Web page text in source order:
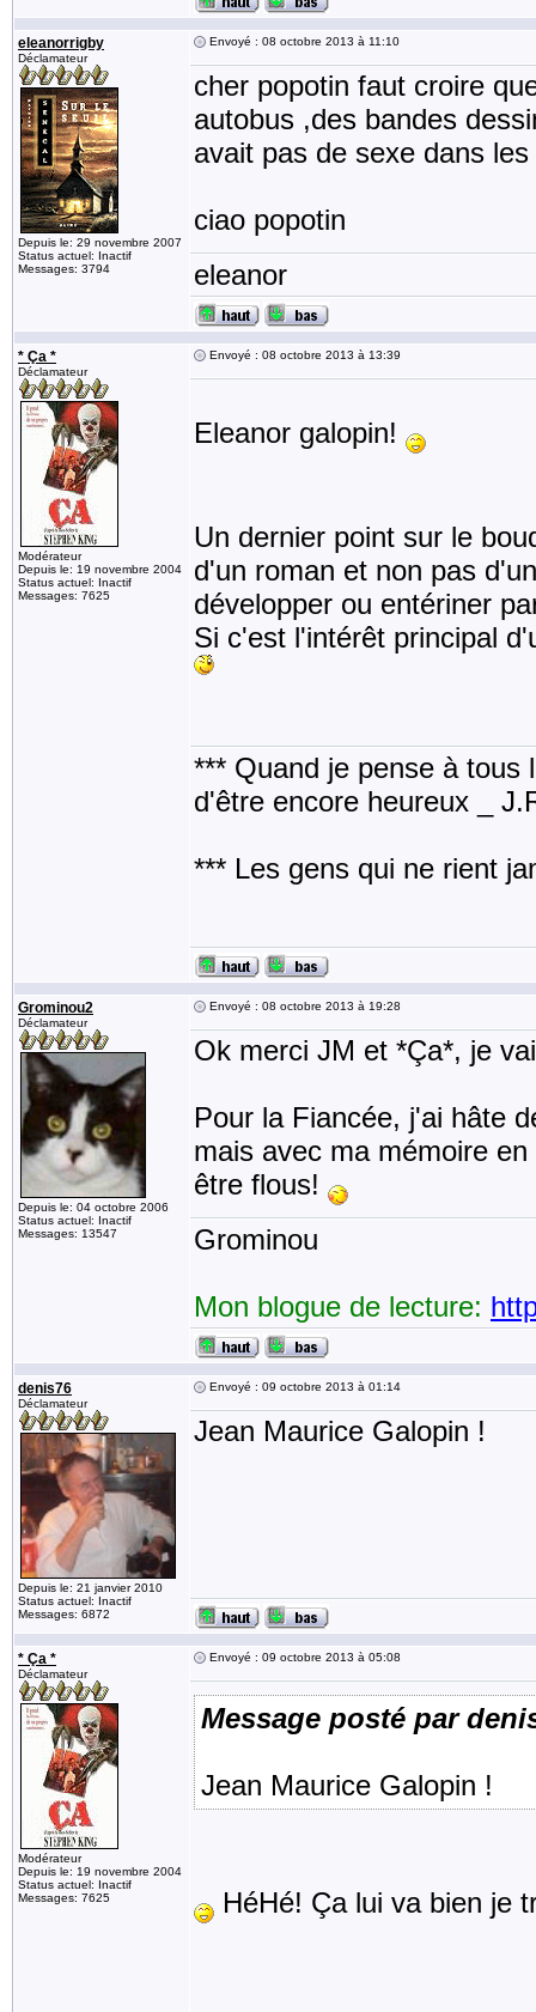
eleanorrigby
Déclamateur
Depuis le: 29 novembre 2007
Status actuel: Inactif
Messages: 3794
Envoyé : 08 octobre 2013 à 11:10
cher popotin faut croire
autobus ,des bandes
avait pas de sexe dans
ciao popotin
eleanor
* Ça *
Déclamateur
Modérateur
Depuis le: 19 novembre 2004
Status actuel: Inactif
Messages: 7625
Envoyé : 08 octobre 2013 à 13:39
Eleanor galopin!
Un dernier point sur le
d'un roman et non pas
développer ou entériner
Si c'est l'intérêt principal
*** Quand je pense à tous
d'être encore heureux _
*** Les gens qui ne rient
Grominou2
Déclamateur
Depuis le: 04 octobre 2006
Status actuel: Inactif
Messages: 13547
Envoyé : 08 octobre 2013 à 19:28
Ok merci JM et *Ça*, je
Pour la Fiancée, j'ai hâte
mais avec ma mémoire
être flous!
Grominou
Mon blogue de lecture:
denis76
Déclamateur
Depuis le: 21 janvier 2010
Status actuel: Inactif
Messages: 6872
Envoyé : 09 octobre 2013 à 01:14
Jean Maurice Galopin !
* Ça *
Déclamateur
Modérateur
Depuis le: 19 novembre 2004
Status actuel: Inactif
Messages: 7625
Envoyé : 09 octobre 2013 à 05:08
Message posté par
Jean Maurice Galopin !
HéHé! Ça lui va bien je